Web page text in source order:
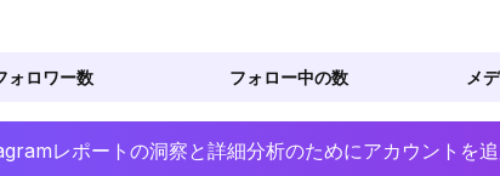
ォロワー数 フォロー中の数 メ
レポートの洞察と詳細分析のためにアカウントを